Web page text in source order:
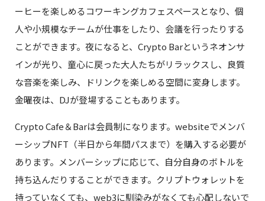
ーヒーを楽しめるコワーキングカフェスペースとなり、個
人や小規模なチームが仕事をしたり、会議を行ったりする
ことができます。夜になると、Crypto Barというネオンサ
インが光り、童心に戻った大人たちがリラックスし、良質
な音楽を楽しみ、ドリンクを楽しめる空間に変身します。
金曜夜は、DJが登場することもあります。
Crypto Cafe＆Barは会員制になります。websiteでメンバ
ーシップNFT（半日から年間パスまで）を購入する必要が
あります。メンバーシップに応じて、自分自身のボトルを
持ち込んだりすることができます。クリプトウォレットを
持っていなくても、web3に馴染みがなくても心配しないで